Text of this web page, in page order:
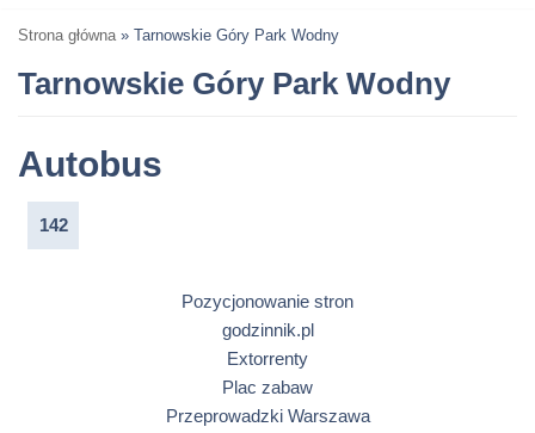
Strona główna » Tarnowskie Góry Park Wodny
Tarnowskie Góry Park Wodny
Autobus
142
Pozycjonowanie stron
godzinnik.pl
Extorrenty
Plac zabaw
Przeprowadzki Warszawa